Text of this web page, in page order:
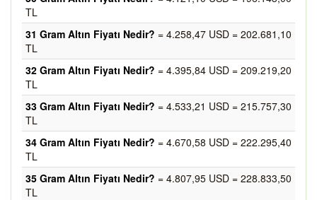
TL
31 Gram Altın Fiyatı Nedir? = 4.258,47 USD = 202.681,10
TL
32 Gram Altın Fiyatı Nedir? = 4.395,84 USD = 209.219,20
TL
33 Gram Altın Fiyatı Nedir? = 4.533,21 USD = 215.757,30
TL
34 Gram Altın Fiyatı Nedir? = 4.670,58 USD = 222.295,40
TL
35 Gram Altın Fiyatı Nedir? = 4.807,95 USD = 228.833,50
TL